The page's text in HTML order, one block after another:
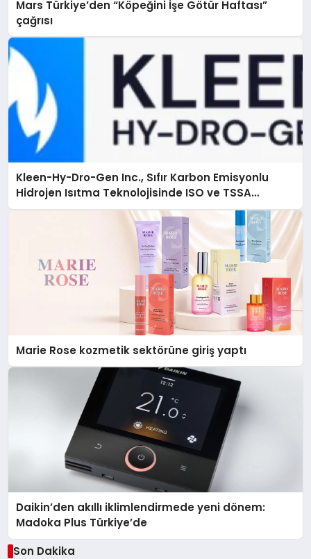
Mars Türkiye’den “Köpeğini İşe Götür Haftası”
çağrısı
Kleen-Hy-Dro-Gen Inc., Sıfır Karbon Emisyonlu
Hidrojen Isıtma Teknolojisinde ISO ve TSSA
Düzenleyici Onaylarını Aldı
Marie Rose kozmetik sektörüne giriş yaptı
Daikin’den akıllı iklimlendirmede yeni dönem:
Madoka Plus Türkiye’de
Son Dakika